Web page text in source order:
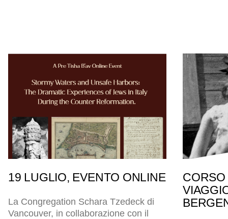
19 LUGLIO, EVENTO ONLINE
La Congregation Schara Tzedeck di
Vancouver, in collaborazione con il